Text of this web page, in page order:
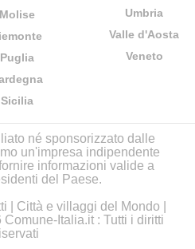
Molise
Puglia
Sicilia
Umbria
Valle d'Aosta
Veneto
né sponsorizzato dalle
un'impresa indipendente
informazioni valide a
del Paese.
Città e villaggi del Mondo
Italia.it : Tutti i diritti